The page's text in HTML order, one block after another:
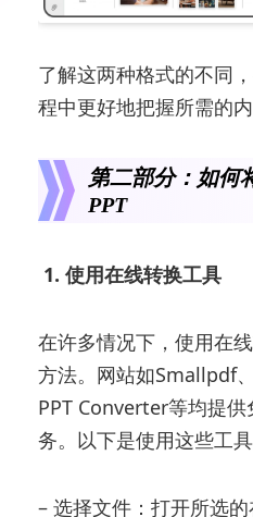
了解这两种格式的不同
程中更好地把握所需的内
第二部分：如何
PPT
1. 使用在线转换工具
在许多情况下，使用在
方法。网站如Smallpdf
PPT Converter等均提供
务。以下是使用这些工
– 选择文件：打开所选